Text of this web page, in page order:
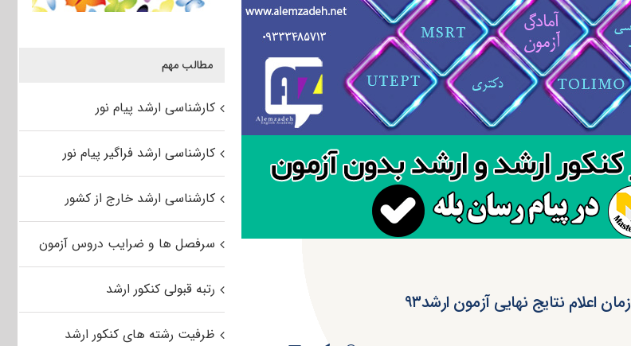
زمان اعلام نتایج نهایی آزمون ارشد۹۳
مطالب مهم
کارشناسی ارشد پیام نور
کارشناسی ارشد فراگیر پیام نور
کارشناسی ارشد خارج از کشور
سرفصل ها و ضرایب دروس آزمون
رتبه قبولی کنکور ارشد
ظرفیت رشته های کنکور ارشد